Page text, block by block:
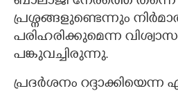
പ്രശ്നങ്ങളുണ്ടെന്നും
പരിഹരിക്കുമെന്ന
പങ്കുവച്ചിരുന്നു.
പ്രദർശനം